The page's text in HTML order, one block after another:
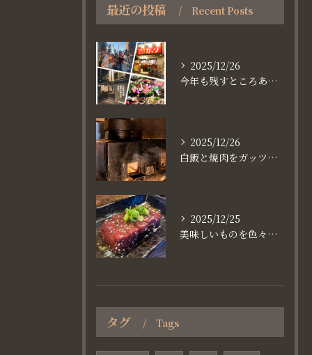
最近の投稿 Recent Posts
2025/12/26
今年も残すところあと、6日。
2025/12/26
白飯と焼肉をガッツり食べたいなら
2025/12/25
美味しいものを色々楽しめるのが #お店で焼肉
タグ Tags